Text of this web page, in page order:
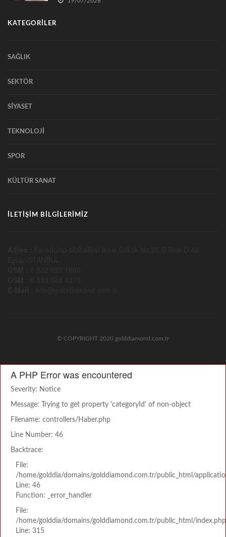
KATEGORİLER
SAĞLIK
SEKTÖR
SİYASET
TEKNOLOJİ
SPOR
KÜLTÜR SANAT
İLETİŞİM BİLGİLERİMİZ
© COPYRIGHT 2020 golddiamond.com.tr
A PHP Error was encountered
Severity: Notice
Message: Trying to get property 'categoryId' of non-object
Filename: controllers/Haber.php
Line Number: 46
Backtrace:
File:
/home/golddia/domains/golddiamond.com.tr/public_html/
Line: 46
Function: _error_handler
File:
/home/golddia/domains/golddiamond.com.tr/public_html/index.php
Line: 315